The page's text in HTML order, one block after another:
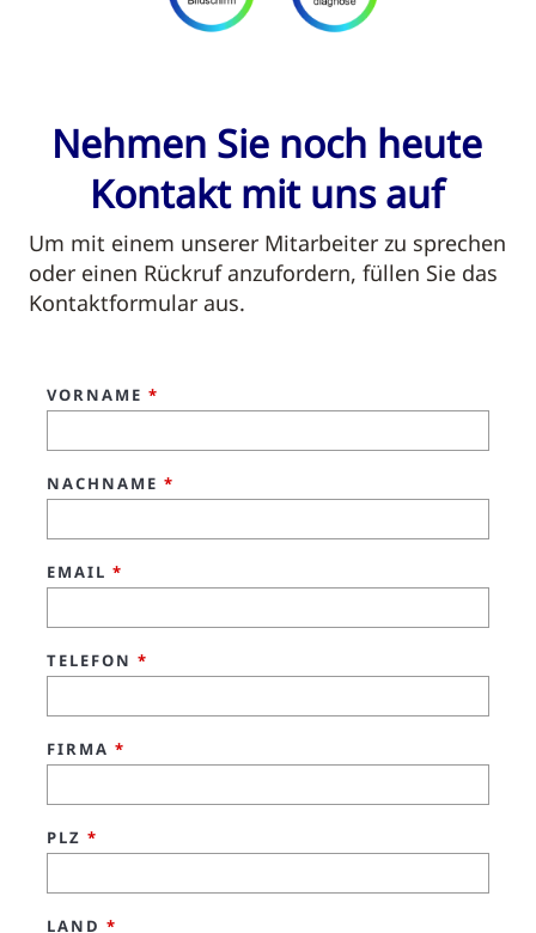
Nehmen Sie noch heute
Kontakt mit uns auf
Um mit einem unserer Mitarbeiter zu sprechen
oder einen Rückruf anzufordern, füllen Sie das
Kontaktformular aus.
VORNAME *
NACHNAME *
EMAIL *
TELEFON *
FIRMA *
PLZ *
LAND *